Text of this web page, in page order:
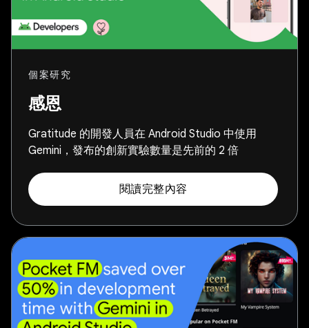
個案研究
感恩
Gratitude 的開發人員在 Android Studio 中使用
Gemini，發布的創新實驗數量是先前的 2 倍
閱讀完整內容